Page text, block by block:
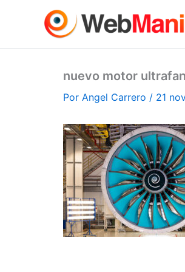
nuevo motor
Por Angel Carrero / 21